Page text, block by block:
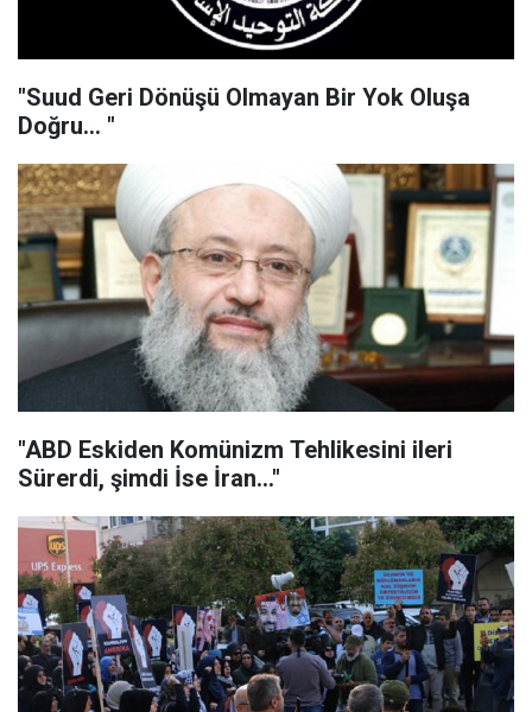
"Suud Geri Dönüşü Olmayan Bir Yok Oluşa
Doğru... "
"ABD Eskiden Komünizm Tehlikesini ileri
Sürerdi, şimdi İse İran..."